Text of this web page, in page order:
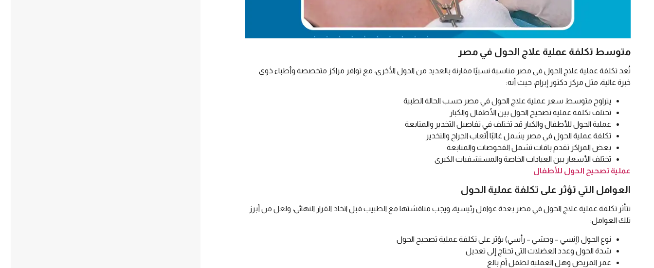
متوسط تكلفة عملية علاج الحول في مصر
تُعد تكلفة عملية علاج الحول في مصر مناسبة نسبيًا مقارنة بالعديد من الدول الأخرى، مع توافر مراكز متخصصة وأطباء ذوي
خبرة عالية، مثل مركز دكتور إبرام، حيث أنه:
يتراوح متوسط سعر عملية علاج الحول في مصر حسب الحالة الطبية
تختلف تكلفة عملية تصحيح الحول بين الأطفال والكبار
عملية الحول للأطفال والكبار قد تختلف في تفاصيل التخدير والمتابعة
تكلفة عملية الحول في مصر يشمل غالبًا أتعاب الجراح والتخدير
بعض المراكز تقدم باقات تشمل الفحوصات والمتابعة
تختلف الأسعار بين العيادات الخاصة والمستشفيات الكبرى
عملية تصحيح الحول للأطفال
العوامل التي تؤثر على تكلفة عملية الحول
تتأثر تكلفة عملية علاج الحول في مصر بعدة عوامل رئيسية، ويجب مناقشتها مع الطبيب قبل اتخاذ القرار النهائي، ولعل من أبرز
تلك العوامل:
نوع الحول (إنسي – وحشي – رأسي) يؤثر على تكلفة عملية تصحيح الحول
شدة الحول وعدد العضلات التي تحتاج إلى تعديل
عمر المريض وهل العملية لطفل أم بالغ